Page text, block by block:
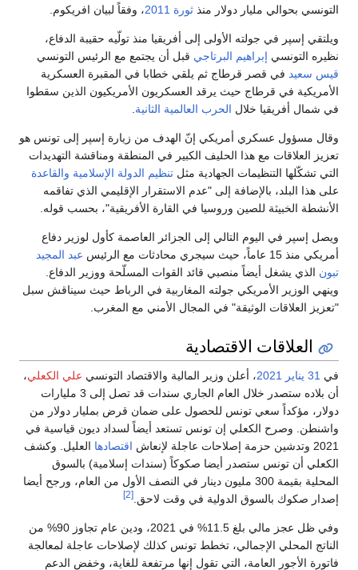
التونسي بحوالي مليار دولار منذ ثورة 2011 ، وفقاً لبيان افريكوم.
ويلتقي إسپر في جولته الأولى إلى أفريقيا منذ تولّيه حقيبة الدفاع،
نظيره التونسي إبراهيم البرتاجي قبل أن يجتمع مع الرئيس التونسي
قيس سعيد في قصر قرطاج ثم يلقي خطابا في المقبرة العسكرية
الأمريكية في قرطاج حيث يرقد العسكريون الأمريكيون الذين سقطوا
في شمال أفريقيا خلال الحرب العالمية الثانية.
وقال مسؤول عسكري أمريكي إنّ الهدف من زيارة إسپر إلى تونس هو
تعزيز العلاقات مع هذا الحليف الكبير في المنطقة ومناقشة التهديدات
التي تشكّلها التنظيمات الجهادية مثل تنظيم الدولة الإسلامية والقاعدة
على هذا البلد، بالإضافة إلى "عدم الاستقرار الإقليمي الذي تفاقمه
الأنشطة الخبيثة للصين وروسيا في القارة الأفريقية"، بحسب قوله.
ويصل إسپر في اليوم التالي إلى الجزائر العاصمة كأول لوزير دفاع
أمريكي منذ 15 عاماً، حيث سيجري محادثات مع الرئيس
عبد المجيد
تبون الذي يشغل أيضاً منصبي قائد القوات المسلّحة ووزير الدفاع.
وينهي الوزير الأمريكي جولته المغاربية في الرباط حيث سيناقش سبل
"تعزيز العلاقات الوثيقة" في المجال الأمني مع المغرب.
العلاقات الاقتصادية
في 31 يناير 2021، أعلن وزير المالية والاقتصاد التونسي علي الكعلي،
أن بلاده ستصدر خلال العام الجاري سندات قد تصل إلى 3 مليارات
دولار، مؤكداً سعي تونس للحصول على ضمان قرض بمليار دولار من
واشنطن. وصرح الكعلي إن تونس تستعد أيضاً لسداد ديون قياسية في
2021 وتدشين حزمة إصلاحات عاجلة لإنعاش
اقتصادها العليل. وكشف
الكعلي أن تونس ستصدر أيضا صكوكاً (سندات إسلامية) بالسوق
المحلية بقيمة 300 مليون دينار في النصف الأول من العام، ورجح أيضا
إصدار صكوك بالسوق الدولية في وقت لاحق. [2]
وفي ظل عجز مالي بلغ 11.5% في 2021، ودين عام تجاوز 90% من
الناتج المحلي الإجمالي، تخطط تونس كذلك لإصلاحات عاجلة لمعالجة
فاتورة الأجور العامة، التي تقول إنها مرتفعة للغاية، وخفض الدعم